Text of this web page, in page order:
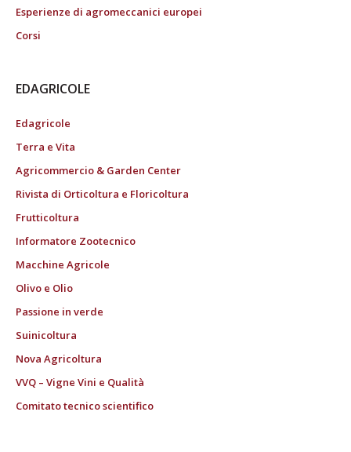
Esperienze di agromeccanici europei
Corsi
EDAGRICOLE
Edagricole
Terra e Vita
Agricommercio & Garden Center
Rivista di Orticoltura e Floricoltura
Frutticoltura
Informatore Zootecnico
Macchine Agricole
Olivo e Olio
Passione in verde
Suinicoltura
Nova Agricoltura
VVQ – Vigne Vini e Qualità
Comitato tecnico scientifico